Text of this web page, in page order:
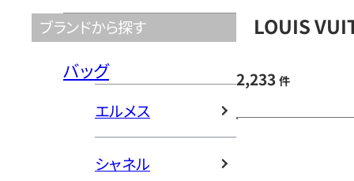
ブランドから探す
バッグ
エルメス
シャネル
LOUIS
2,233 件